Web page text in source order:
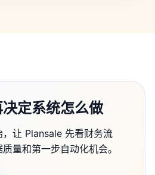
定系统怎么做
，让 Plansale 先看财务流
量和第一步自动化机会。